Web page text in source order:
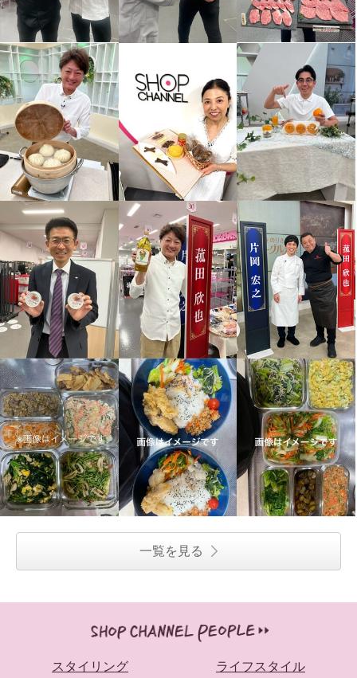
一覧を見る
スタイリング ライフスタイル